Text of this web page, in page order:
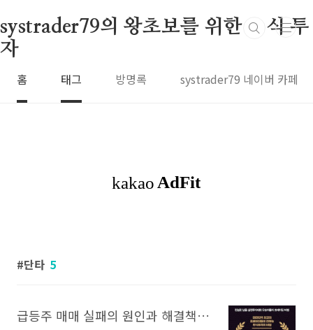
systrader79의 왕초보를 위한 주식 투
자
홈 태그 방명록 systrader79 네이버 카페
단타 5
급등주 매매 실패의 원인과 해결책 (83)